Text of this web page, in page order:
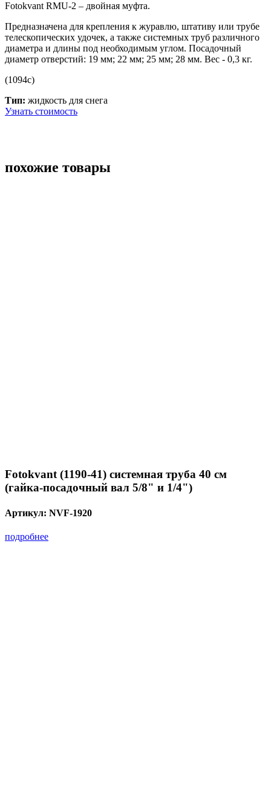
Fotokvant RMU-2 – двойная муфта.
Предназначена для крепления к журавлю, штативу или трубе
телескопических удочек, а также системных труб различного
диаметра и длины под необходимым углом. Посадочный
диаметр отверстий: 19 мм; 22 мм; 25 мм; 28 мм. Вес - 0,3 кг.
(1094с)
Тип: жидкость для снега
Узнать стоимость
похожие товары
Fotokvant (1190-41) системная труба 40 см
(гайка-посадочный вал 5/8" и 1/4")
Артикул: NVF-1920
подробнее